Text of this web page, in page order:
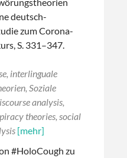
deutsch-
zum Corona-
S. 331–347.
interlinguale
Soziale
analysis,
theories, social
[mehr]
#HoloCough zu